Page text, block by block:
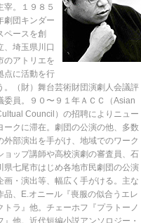
宰。１９８５
劇団キンダー
ペースを創
、埼玉県川口
のアトリエを
点に活動を行
。（財）舞台芸術財団演劇人会議評
委員。９０〜９１年ＡＣＣ（Asian
Council）の招聘によりニュー
ークに滞在。劇団の公演の他、多数
外部演出を手がけ、地域でのワーク
ョップ講師や高校演劇の審査員、石
県七尾市はじめ各地市民劇団の公演
画・演出等、幅広く手がける。主な
品、E.オニール『喪服の似合うエレ
トラ』他。チェーホフ『プラトーノ
』他。近代短編小説アンソロジー・